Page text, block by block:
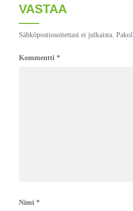
VASTAA
Sähköpostiosoitettasi ei julkaista.
Kommentti *
Nimi *